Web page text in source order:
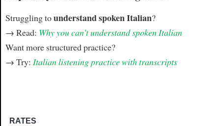
Struggling tounderstand spoken Italian?
→ Read: Why you can't understand spoken Italian
Want more structured practice?
→ Try: Italian listening practice with transcripts
RATES